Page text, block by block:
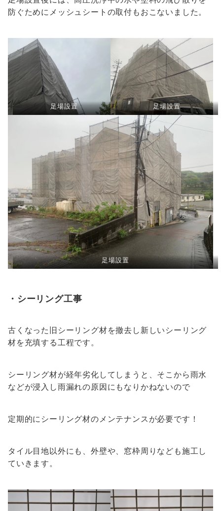
防ぐためにメッシュシートの取付もおこないました。
足場設置 足場設置
足場設置
・シーリング工事
古くなった旧シーリング材を撤去し新しいシーリング
材を充填する工程です。
シーリング材が経年劣化してしまうと、そこから雨水
などが浸入し雨漏れの原因にもなりかねないので
定期的にシーリング材のメンテナンスが必要です！
タイル目地以外にも、外壁や、窓枠周りなども施工し
ていきます。